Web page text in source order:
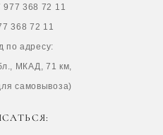
977 368 72 11
368 72 11
по адресу:
МКАД, 71 км,
самовывоза)